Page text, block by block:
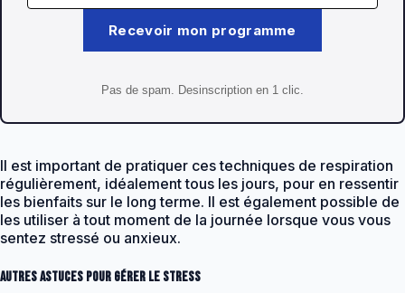
Recevoir mon programme
Pas de spam. Desinscription en 1 clic.
Il est important de pratiquer ces techniques de respiration
régulièrement, idéalement tous les jours, pour en ressentir
les bienfaits sur le long terme. Il est également possible de
les utiliser à tout moment de la journée lorsque vous vous
sentez stressé ou anxieux.
Autres astuces pour gérer le stress